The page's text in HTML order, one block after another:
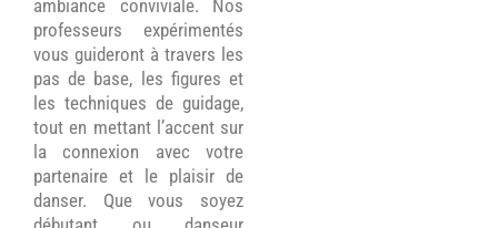
ambiance conviviale. Nos
professeurs expérimentés
vous guideront à travers les
pas de base, les figures et
les techniques de guidage,
tout en mettant l’accent sur
la connexion avec votre
partenaire et le plaisir de
danser. Que vous soyez